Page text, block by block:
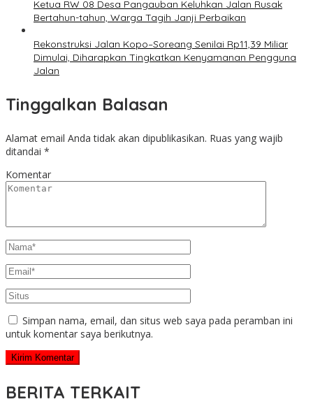
Ketua RW 08 Desa Pangauban Keluhkan Jalan Rusak
Bertahun-tahun, Warga Tagih Janji Perbaikan
Rekonstruksi Jalan Kopo–Soreang Senilai Rp11,39 Miliar
Dimulai, Diharapkan Tingkatkan Kenyamanan Pengguna
Jalan
Tinggalkan Balasan
Alamat email Anda tidak akan dipublikasikan. Ruas yang wajib
ditandai *
Komentar
Simpan nama, email, dan situs web saya pada peramban ini
untuk komentar saya berikutnya.
BERITA TERKAIT